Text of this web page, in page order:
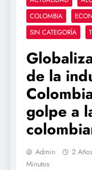
COLOMBIA
SIN CATEGORÍA
de la
golpe a
Admin 2
Minutos